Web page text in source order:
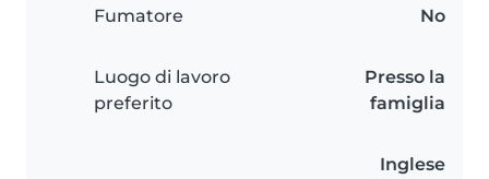
Fumatore No
Luogo di lavoro
preferito
Presso la
famiglia
Inglese